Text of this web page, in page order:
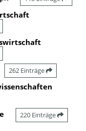
262 Einträge
220 Einträge